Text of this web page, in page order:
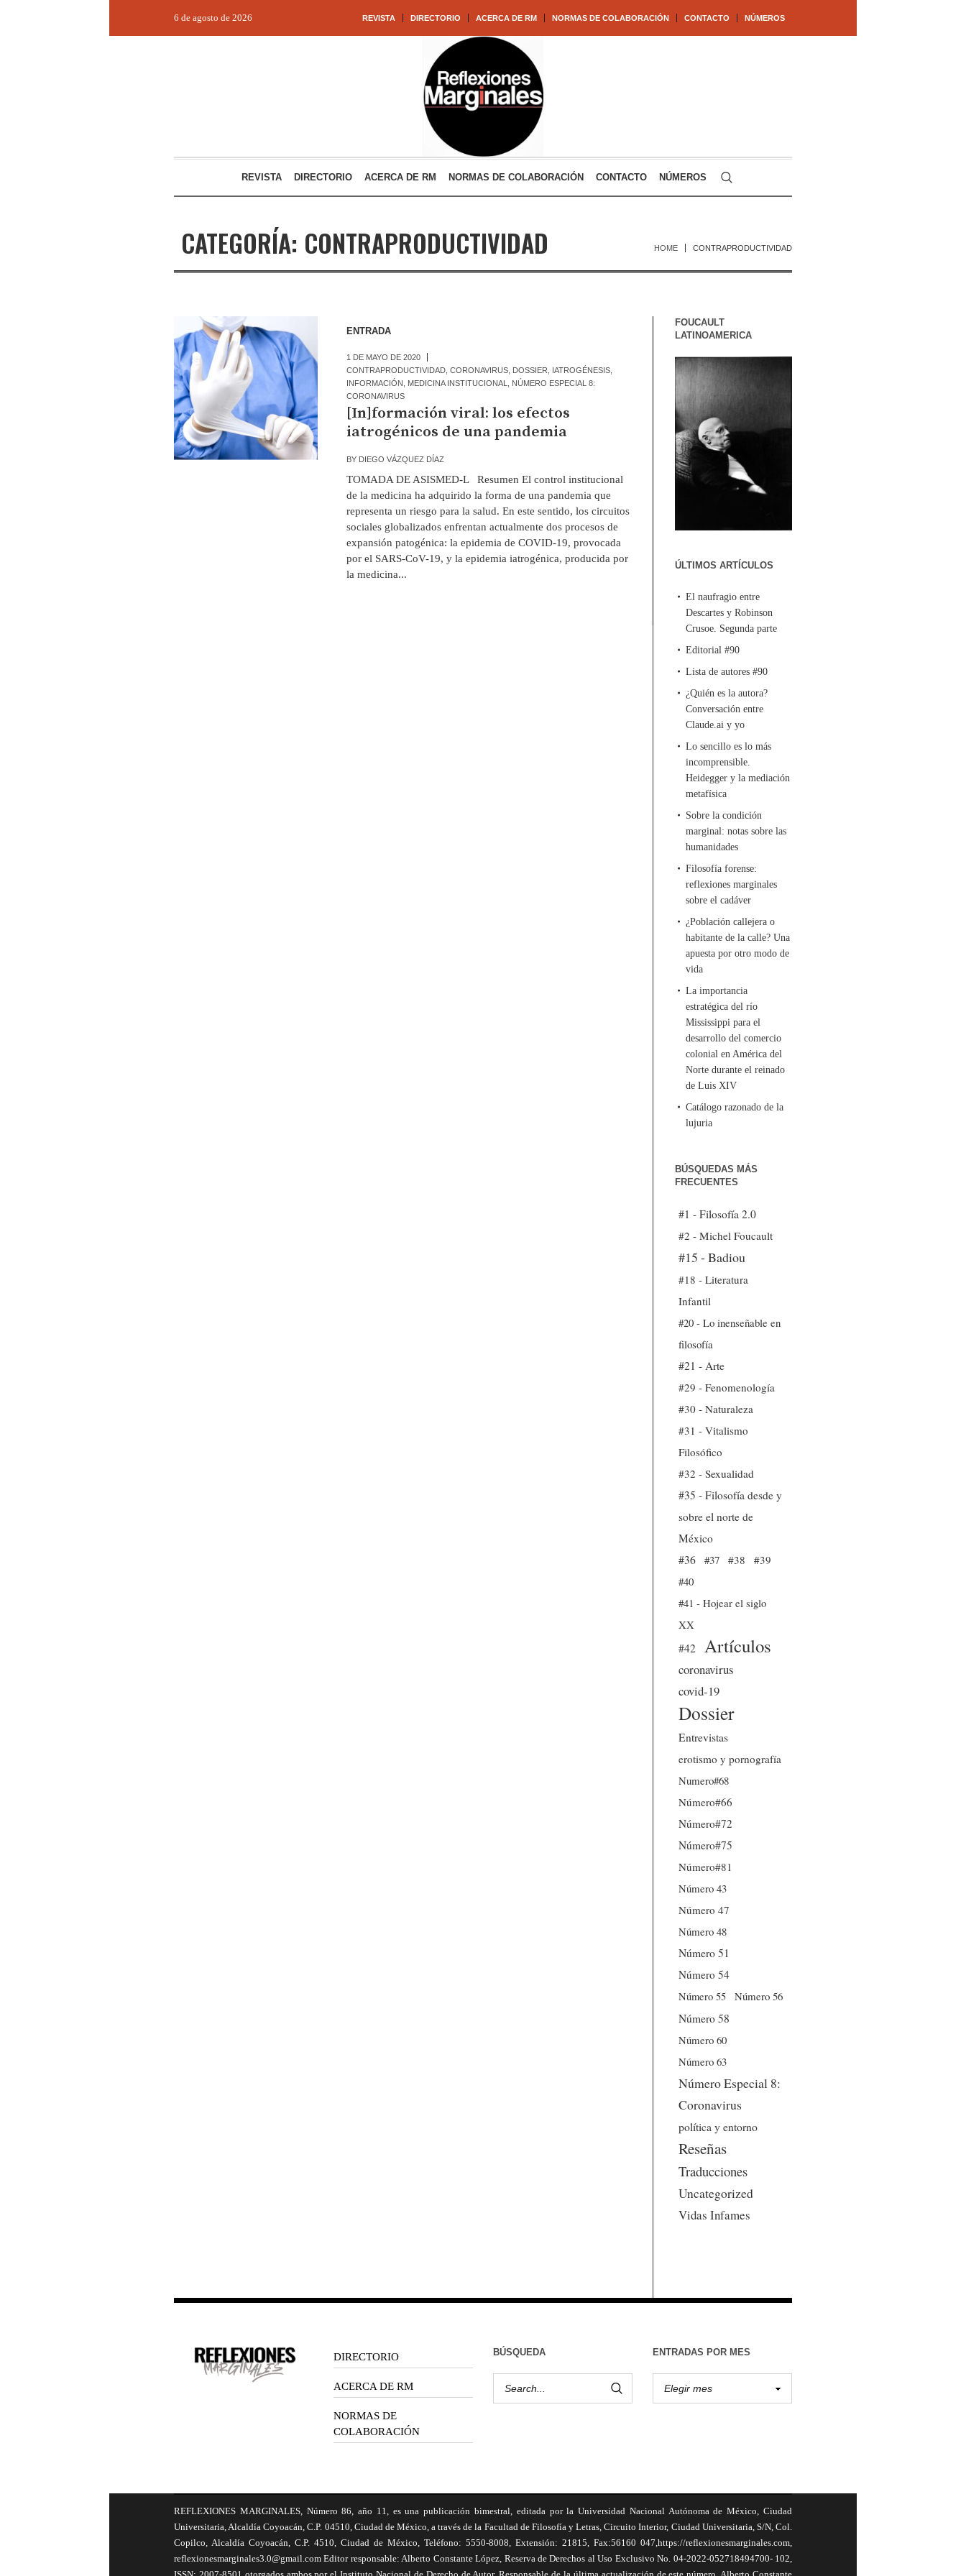
REVISTA DIRECTORIO ACERCA DE RM NORMAS DE COLABORACIÓN CONTACTO NÚMEROS
6 de agosto de 2026
REVISTA DIRECTORIO ACERCA DE RM NORMAS DE COLABORACIÓN CONTACTO NÚMEROS
CATEGORÍA: CONTRAPRODUCTIVIDAD HOME CONTRAPRODUCTIVIDAD
ENTRADA
1 DE MAYO DE 2020
CONTRAPRODUCTIVIDAD, CORONAVIRUS, DOSSIER IATROGÉNESIS,
INFORMACIÓN
MEDICINA INSTITUCIONAL
NÚMERO ESPECIAL 8:
CORONAVIRUS
[In]formación viral: los efectos
iatrogénicos de una pandemia
BY DIEGO VÁZQUEZ DÍAZ
TOMADA DE ASISMED-L Resumen El control institucional
de la medicina ha adquirido la forma de una pandemia que
representa un riesgo para la salud. En este sentido, los circuitos
sociales globalizados enfrentan actualmente dos procesos de
expansión patogénica: la epidemia de COVID-19, provocada
por el SARS-CoV-19, y la epidemia iatrogénica, producida por
la medicina...
FOUCAULT
LATINOAMERICA
ÚLTIMOS ARTÍCULOS
El naufragio entre
Descartes y Robinson
Crusoe. Segunda parte
Editorial #90
Lista de autores #90
¿Quién es la autora?
Conversación entre
Claude.ai y yo
Lo sencillo es lo más
incomprensible.
Heidegger y la mediación
metafísica
Sobre la condición
marginal: notas sobre las
humanidades
Filosofía forense:
reflexiones marginales
sobre el cadáver
¿Población callejera o
habitante de la calle? Una
apuesta por otro modo de
vida
La importancia
estratégica del río
Mississippi para el
desarrollo del comercio
colonial en América del
Norte durante el reinado
de Luis XIV
Catálogo razonado de la
lujuria
BÚSQUEDAS MÁS
FRECUENTES
#1 - Filosofía 2.0
#2 - Michel Foucault
#15 - Badiou
#18 - Literatura
Infantil
#20 - Lo inenseñable en
filosofía
#21 - Arte
#29 - Fenomenología
#30 - Naturaleza
#31 - Vitalismo
Filosófico
#32 - Sexualidad
#35 - Filosofía desde y
sobre el norte de
México
#36
#37 #38
#39
#40
#41 - Hojear el siglo
XX
#42
Artículos
coronavirus
covid-19
Dossier
Entrevistas
erotismo y pornografía
Numero#68
Número#66
Número#72
Número#75
Número#81
Número 43
Número 47
Número 48
Número 51
Número 54
Número 55
Número 56
Número 58
Número 60
Número 63
Número Especial 8:
Coronavirus
política y entorno
Reseñas
Traducciones
Uncategorized
Vidas Infames
DIRECTORIO
ACERCA DE RM
NORMAS DE
COLABORACIÓN
BÚSQUEDA ENTRADAS POR MES
REFLEXIONES MARGINALES, Número 86, año 11, es una publicación bimestral, editada por la Universidad Nacional Autónoma de México, Ciudad
Universitaria, Alcaldía Coyoacán, C.P. 04510, Ciudad de México, a través de la Facultad de Filosofía y Letras, Circuito Interior, Ciudad Universitaria, S/N, Col.
Copilco, Alcaldía Coyoacán, C.P. 4510, Ciudad de México, Teléfono: 5550-8008, Extensión: 21815, Fax:56160 047,https://reflexionesmarginales.com,
reflexionesmarginales3.0@gmail.com Editor responsable: Alberto Constante López, Reserva de Derechos al Uso Exclusivo No. 04-2022-052718494700- 102,